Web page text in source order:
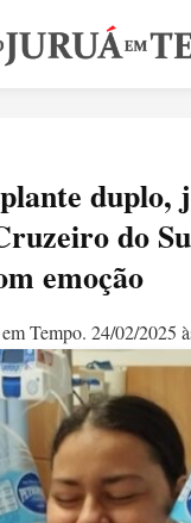
duplo,
do
emoção
Tempo. 24/02/2025